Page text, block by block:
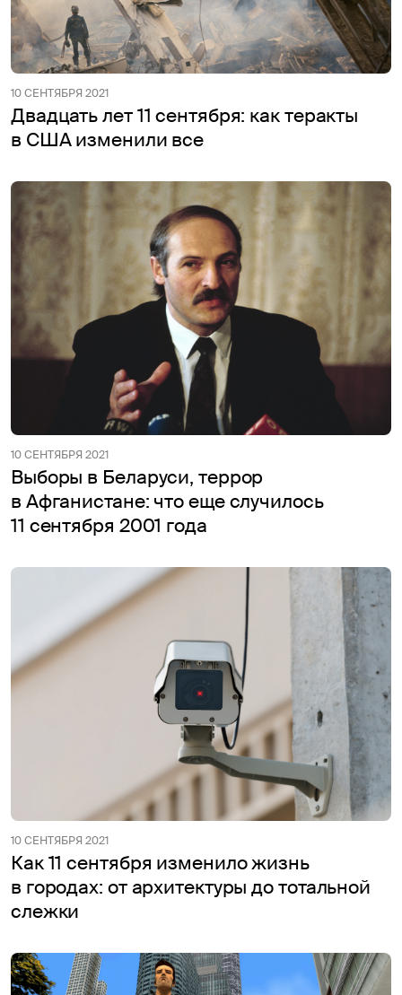
10 СЕНТЯБРЯ 2021
Двадцать лет 11 сентября: как теракты
в США изменили все
10 СЕНТЯБРЯ 2021
Выборы в Беларуси, террор
в Афганистане: что еще случилось
11 сентября 2001 года
10 СЕНТЯБРЯ 2021
Как 11 сентября изменило жизнь
в городах: от архитектуры до тотальной
слежки